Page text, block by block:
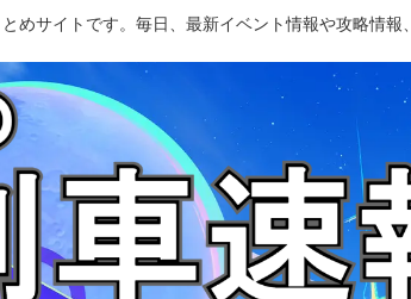
めサイトです。毎日、最新イベント情報や攻略情報